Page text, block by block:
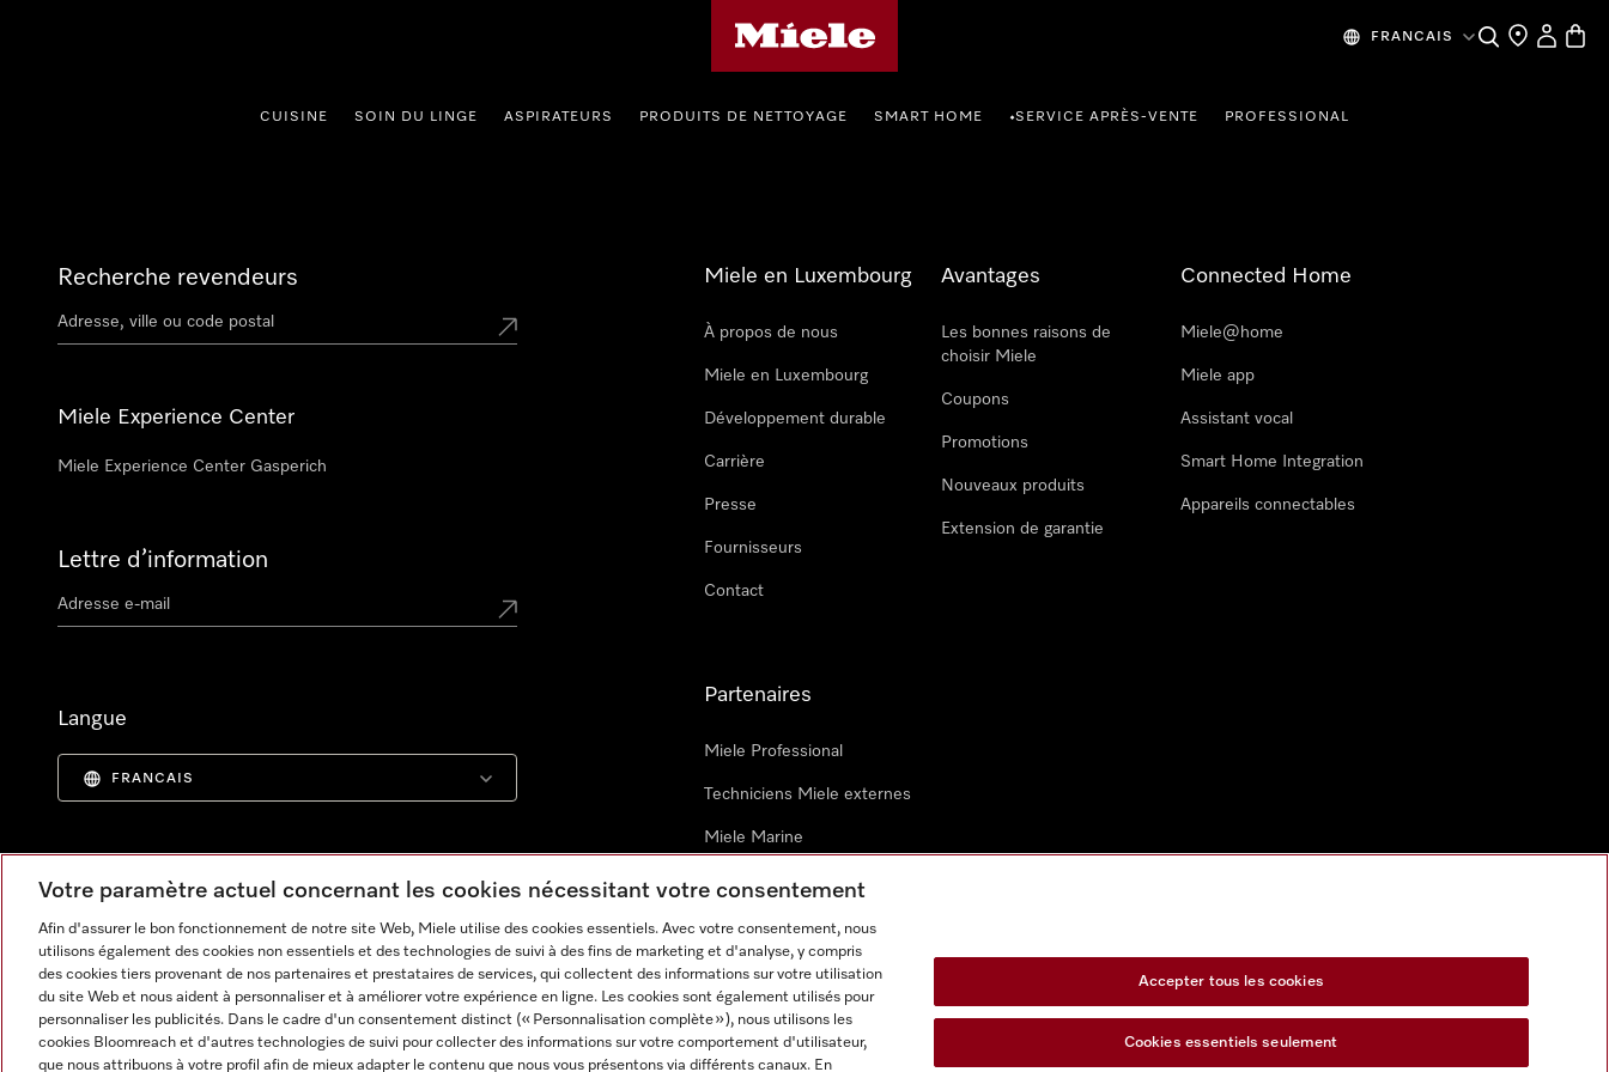
FRANCAIS Recherche
MesPanier
CUISINE SOIN DU LINGE ASPIRATEURS PRODUITS DE NETTOYAGE SMART HOME •SERVICE APRÈS-VENTE PROFESSIONAL
Recherche revendeurs
Miele Experience Center
Miele Experience Center Gasperich
Lettre d’information
Langue
FRANCAIS
Miele en Luxembourg
À propos de nous
Miele en Luxembourg
Développement durable
Carrière
Presse
Fournisseurs
Contact
Avantages
Les bonnes raisons de
choisir Miele
Coupons
Promotions
Nouveaux produits
Extension de garantie
Connected Home
Miele@home
Miele app
Assistant vocal
Smart Home Integration
Appareils connectables
Partenaires
Miele Professional
Techniciens Miele externes
Miele Marine
Architectes & promoteurs
Informations légales CGV Protection des données Conditions d’utilisation Déclaration d'accessibilité
Formulaire de rétractation
Votre paramètre actuel concernant les cookies nécessitant votre consentement
Afin d'assurer le bon fonctionnement de notre site Web, Miele utilise des cookies essentiels. Avec votre consentement, nous
utilisons également des cookies non essentiels et des technologies de suivi à des fins de marketing et d'analyse, y compris
des cookies tiers provenant de nos partenaires et prestataires de services, qui collectent des informations sur votre utilisation
du site Web et nous aident à personnaliser et à améliorer votre expérience en ligne. Les cookies sont également utilisés pour
personnaliser les publicités. Dans le cadre d'un consentement distinct (« Personnalisation complète »), nous utilisons les
cookies Bloomreach et d'autres technologies de suivi pour collecter des informations sur votre comportement d'utilisateur,
que nous attribuons à votre profil afin de mieux adapter le contenu que nous vous présentons via différents canaux. En
Accepter tous les cookies
Cookies essentiels seulement